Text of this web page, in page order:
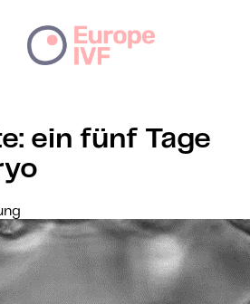
ein fünf Tage